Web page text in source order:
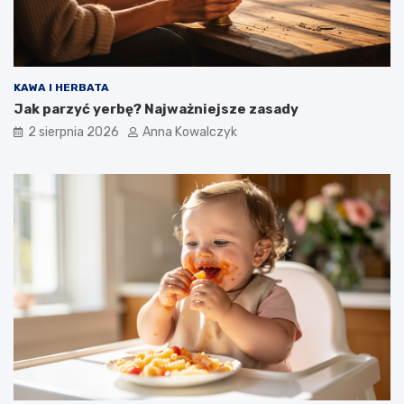
KAWA I HERBATA
Jak parzyć yerbę? Najważniejsze zasady
2 sierpnia 2026 Anna Kowalczyk